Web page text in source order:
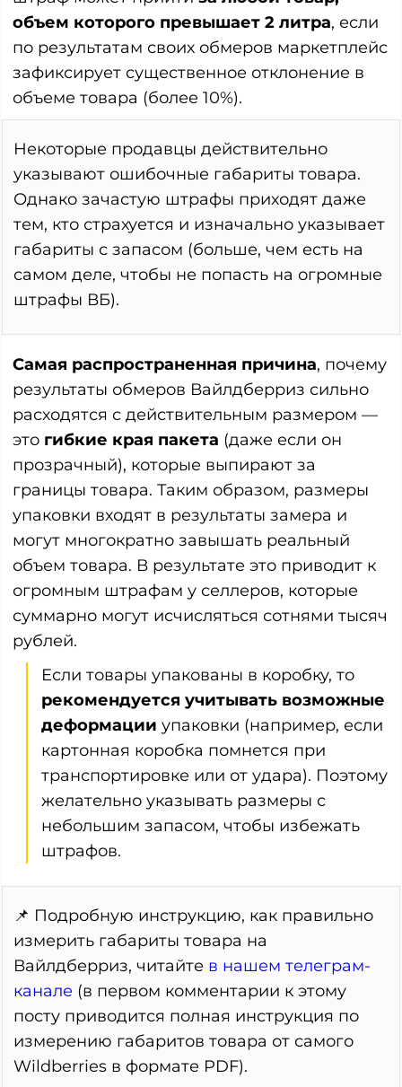
объем которого превышает 2 литра, если
по результатам своих обмеров маркетплейс
зафиксирует существенное отклонение в
объеме товара (более 10%).
Некоторые продавцы действительно
указывают ошибочные габариты товара.
Однако зачастую штрафы приходят даже
тем, кто страхуется и изначально указывает
габариты с запасом (больше, чем есть на
самом деле, чтобы не попасть на огромные
штрафы ВБ).
Самая распространенная причина, почему
результаты обмеров Вайлдберриз сильно
расходятся с действительным размером —
это гибкие края пакета (даже если он
прозрачный), которые выпирают за
границы товара. Таким образом, размеры
упаковки входят в результаты замера и
могут многократно завышать реальный
объем товара. В результате это приводит к
огромным штрафам у селлеров, которые
суммарно могут исчисляться сотнями тысяч
рублей.
Если товары упакованы в коробку, то
рекомендуется учитывать возможные
деформации упаковки (например, если
картонная коробка помнется при
транспортировке или от удара). Поэтому
желательно указывать размеры с
небольшим запасом, чтобы избежать
штрафов.
📌 Подробную инструкцию, как правильно
измерить габариты товара на
Вайлдберриз, читайте в нашем телеграм-
канале (в первом комментарии к этому
посту приводится полная инструкция по
измерению габаритов товара от самого
Wildberries в формате PDF).